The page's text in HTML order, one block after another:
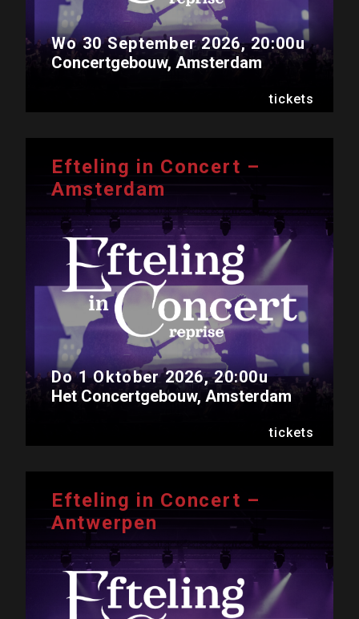
Wo 30 September 2026, 20:00u
Concertgebouw, Amsterdam
tickets
Efteling in Concert –
Amsterdam
Do 1 Oktober 2026, 20:00u
Het Concertgebouw, Amsterdam
tickets
Efteling in Concert –
Antwerpen